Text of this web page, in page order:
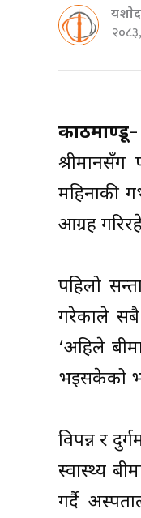
काठमाण्डू
महिनाकी
आग्रह
पहिलो
गरेकाले सबै
‘अहिले
भइसकेको
विपन्न र
स्वास्थ्य
गर्दै